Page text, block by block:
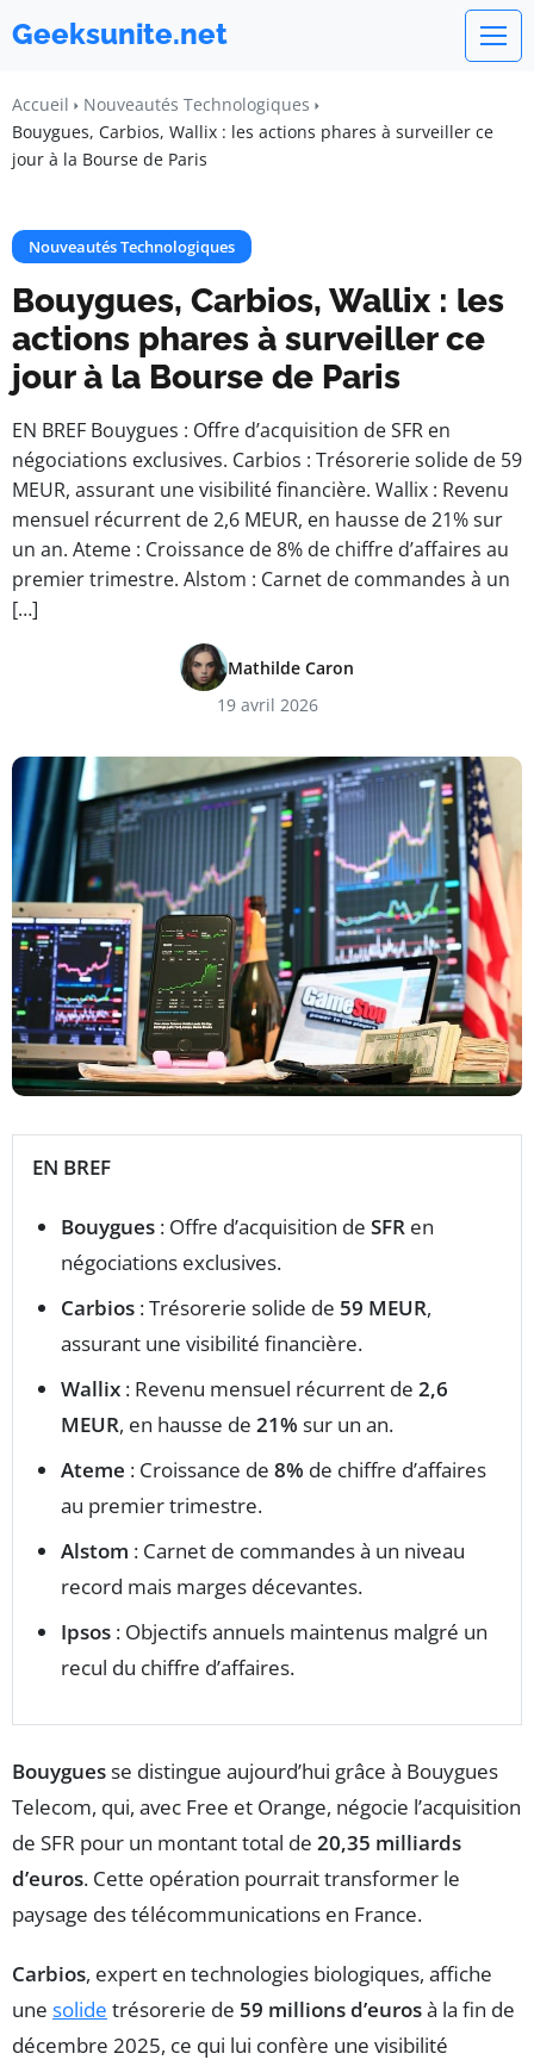
Geeksunite.net
Accueil
Nouveautés Technologiques
Bouygues, Carbios, Wallix : les actions phares à surveiller ce
jour à la Bourse de Paris
Nouveautés Technologiques
Bouygues, Carbios, Wallix : les
actions phares à surveiller ce
jour à la Bourse de Paris
EN BREF Bouygues : Offre d’acquisition de SFR en
négociations exclusives. Carbios : Trésorerie solide de 59
MEUR, assurant une visibilité financière. Wallix : Revenu
mensuel récurrent de 2,6 MEUR, en hausse de 21% sur
un an. Ateme : Croissance de 8% de chiffre d’affaires au
premier trimestre. Alstom : Carnet de commandes à un
[…]
Mathilde Caron
19 avril 2026
EN BREF
Bouygues : Offre d’acquisition de SFR en
négociations exclusives.
Carbios : Trésorerie solide de 59 MEUR,
assurant une visibilité financière.
Wallix : Revenu mensuel récurrent de 2,6
MEUR, en hausse de 21% sur un an.
Ateme : Croissance de 8% de chiffre d’affaires
au premier trimestre.
Alstom : Carnet de commandes à un niveau
record mais marges décevantes.
Ipsos : Objectifs annuels maintenus malgré un
recul du chiffre d’affaires.
Bouyguesse distingue aujourd’hui grâce à Bouygues
Telecom, qui, avec Free et Orange, négocie l’acquisition
de SFR pour un montant total de 20,35 milliards
d’euros. Cette opération pourrait transformer le
paysage des télécommunications en France.
Carbios, expert en technologies biologiques, affiche
une solide trésorerie de 59 millions d’eurosà la fin de
décembre 2025, ce qui lui confère une visibilité